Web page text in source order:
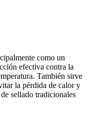
como un
efectiva contra la
También sirve
la pérdida de calor y
sellado tradicionales